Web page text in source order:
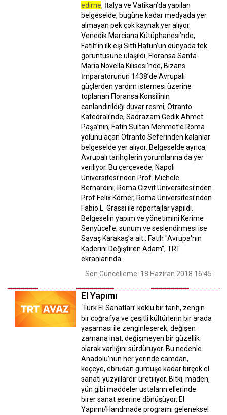
edirne, İtalya ve Vatikan’da yapılan
belgeselde, bugüne kadar medyada yer
almayan pek çok kaynak yer alıyor.
Venedik Marciana Kütüphanesi’nde,
Fatih’in ilk eşi Sitti Hatun’un dünyada tek
görüntüsüne ulaşıldı. Floransa Santa
Maria Novella Kilisesi’nde, Bizans
İmparatorunun 1438’de Avrupalı
güçlerden yardım istemesi üzerine
toplanan Floransa Konsilinin
canlandırıldığı duvar resmi; Otranto
Katedrali’nde, Sadrazam Gedik Ahmet
Paşa’nın, Fatih Sultan Mehmet’e Roma
yolunu açan Otranto Seferinden kalanlar
belgeselde yer alıyor. Belgeselde ayrıca,
Avrupalı tarihçilerin yorumlarına da yer
veriliyor. Bu çerçevede, Napoli
Üniversitesi’nden Prof. Michele
Bernardini; Roma Cizvit Üniversitesi’nden
Prof.Felix Körner, Roma Üniversitesi’nden
Fabio L. Grassi ile röportajlar yapıldı.
Belgeselin yapım ve yönetimini Kerime
Senyücel’e; sunum ve seslendirmesi ise
Savaş Karakaş’a ait.. Fatih "Avrupa'nın
Kaderini Değiştiren Adam", TRT
ekranlarında…
Son Güncelleme: 18 Haziran 2018 16:45
El Yapımı
‘Türk El Sanatları’ köklü bir tarih, zengin
bir coğrafya ve çeşitli kültürlerin bir arada
yaşaması ile zenginleşerek, değişen
zamana inat, değişmeyen bir güzellik
olarak varlığını sürdürüyor. Bu nedenle
Anadolu’nun her yerinde camdan,
keçeye, ebrudan gümüşe kadar birçok el
sanatı yüzyıllardır üretiliyor. Bitki, maden,
yün gibi maddeler ustaların ellerinde
birer sanat eserine dönüşüyor. El
Yapımı/Handmade programı geleneksel